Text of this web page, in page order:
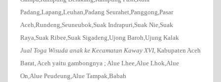
Padang,Lapang,Leuhan,Padang Seurahet,Panggong,Pasar
Aceh,Rundeng,Seuneubok,Suak Indrapuri,Suak Nie,Suak
Raya,Suak Ribee,Suak Sigadeng,Ujong Baroh,Ujung Kalak
Jual Toga Wisuda anak ke Kecamatan Kaway XVI, Kabupaten Aceh
Barat, Aceh yaitu gambongnya ; Alue Lhee,Alue Lhok,Alue
On,Alue Peudeung,Alue Tampak,Babah